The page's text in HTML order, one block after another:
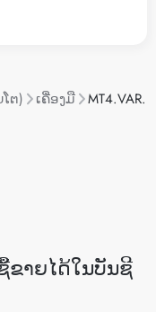
ຕ) ເຄື່ອງມື MT4.VAR.
ຂາຍໄດ້ໃນບັນຊີ